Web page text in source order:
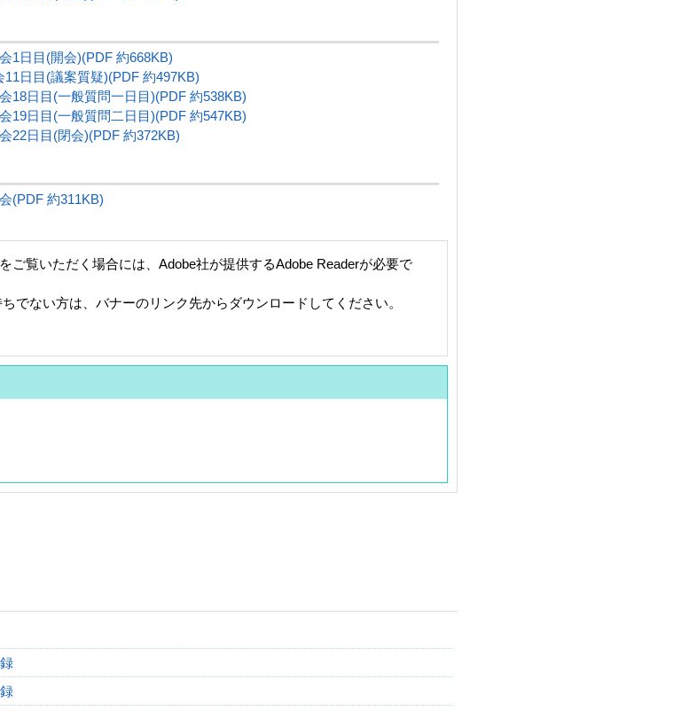
1日目(開会)(PDF 約668KB)
日目(議案質疑)(PDF 約497KB)
18日目(一般質問一日目)(PDF 約538KB)
19日目(一般質問二日目)(PDF 約547KB)
22日目(閉会)(PDF 約372KB)
(PDF 約311KB)
ご覧いただく場合には、Adobe社が提供するAdobe Readerが必要で
でない方は、バナーのリンク先からダウンロードしてください。